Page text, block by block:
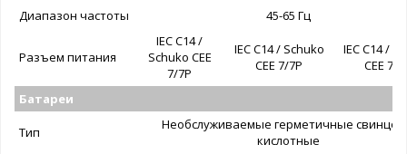
Диапазон частоты 45-65 Гц
Разъем питания
IEC C14 /
Schuko CEE
7/7P
IEC C14 / Schuko
CEE 7/7P
IEC C14 /
CEE 7/
Батареи
Тип
Необслуживаемые герметичные
кислотные